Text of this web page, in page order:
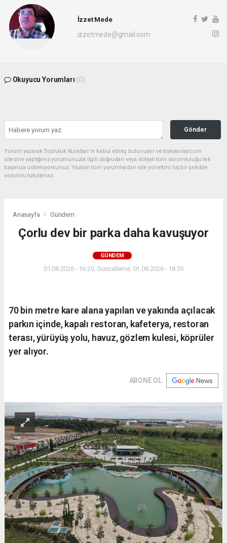
İzzet Mede
izzetmede@gmail.com
Okuyucu Yorumları (0)
Gönder
Yorum yazarak Topluluk Kuralları’nı kabul etmiş bulunuyor ve trakyaolay.com
sitesine yaptığınız yorumunuzla ilgili doğrudan veya dolaylı tüm sorumluluğu tek
başınıza üstleniyorsunuz. Yazılan tüm yorumlardan site yönetimi hiçbir şekilde
sorumlu tutulamaz.
Anasayfa Gündem
Çorlu dev bir parka daha kavuşuyor
GÜNDEM
01.08.2026 - 16:20, Güncelleme: 01.08.2026 - 18:35
70 bin metre kare alana yapılan ve yakında açılacak
parkın içinde, kapalı restoran, kafeterya, restoran
terası, yürüyüş yolu, havuz, gözlem kulesi, köprüler
yer alıyor.
ABONE OL